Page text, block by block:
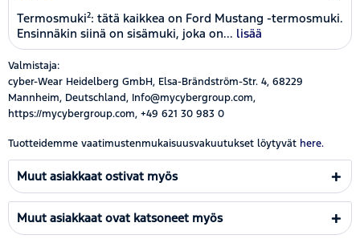
Termosmuki²: tätä kaikkea on Ford Mustang -termosmuki.
Ensinnäkin siinä on sisämuki, joka on... lisää
Valmistaja:
cyber-Wear Heidelberg GmbH, Elsa-Brändström-Str. 4, 68229
Mannheim, Deutschland, Info@mycybergroup.com,
https://mycybergroup.com, +49 621 30 983 0
Tuotteidemme vaatimustenmukaisuusvakuutukset löytyvät here.
Muut asiakkaat ostivat myös
Muut asiakkaat ovat katsoneet myös